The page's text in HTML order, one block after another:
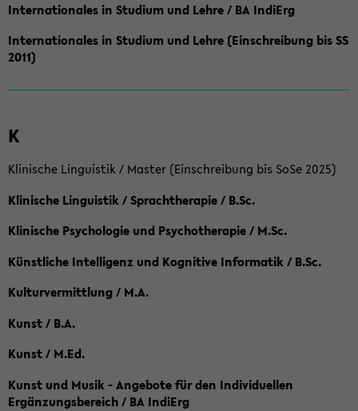
Internationales in Studium und Lehre / BA IndiErg
Internationales in Studium und Lehre (Einschreibung bis SS
2011)
K
Klinische Linguistik / Master (Einschreibung bis SoSe 2025)
Klinische Linguistik / Sprachtherapie / B.Sc.
Klinische Psychologie und Psychotherapie / M.Sc.
Künstliche Intelligenz und Kognitive Informatik / B.Sc.
Kulturvermittlung / M.A.
Kunst / B.A.
Kunst / M.Ed.
Kunst und Musik - Angebote für den Individuellen
Ergänzungsbereich / BA IndiErg